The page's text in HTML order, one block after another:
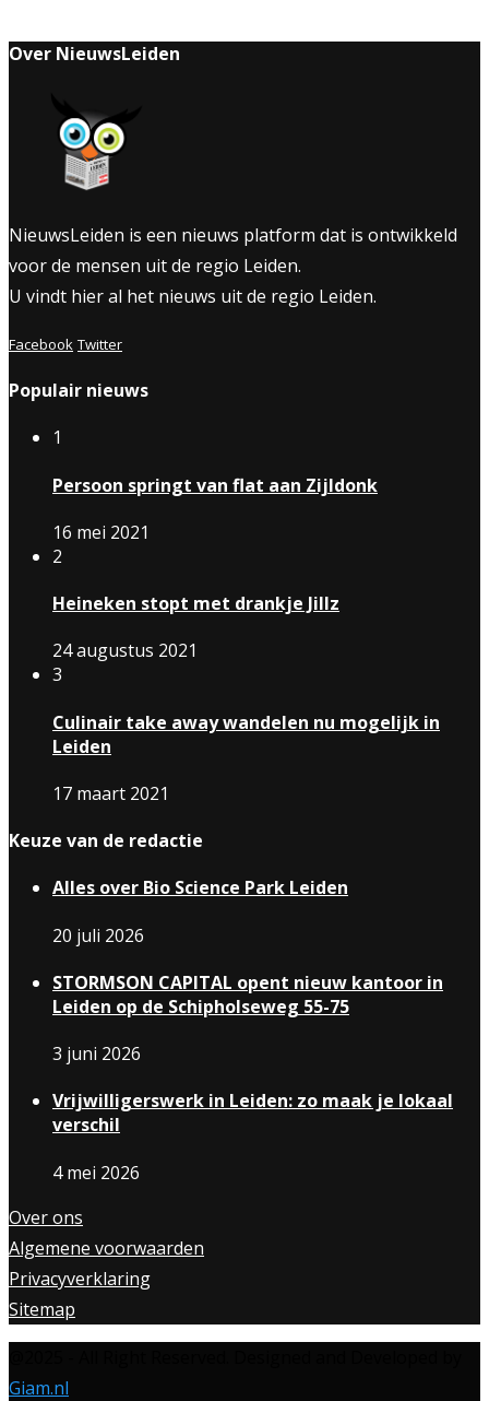
Over NieuwsLeiden
NieuwsLeiden is een nieuws platform dat is ontwikkeld
voor de mensen uit de regio Leiden.
U vindt hier al het nieuws uit de regio Leiden.
Facebook Twitter
Populair nieuws
1
Persoon springt van flat aan Zijldonk
16 mei 2021
2
Heineken stopt met drankje Jillz
24 augustus 2021
3
Culinair take away wandelen nu mogelijk in
Leiden
17 maart 2021
Keuze van de redactie
Alles over Bio Science Park Leiden
20 juli 2026
STORMSON CAPITAL opent nieuw kantoor in
Leiden op de Schipholseweg 55-75
3 juni 2026
Vrijwilligerswerk in Leiden: zo maak je lokaal
verschil
4 mei 2026
Over ons
Algemene voorwaarden
Privacyverklaring
Sitemap
Giam.nl